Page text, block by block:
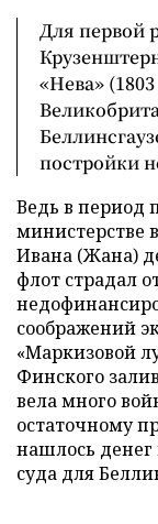
Для первой
«Нева»
постройки
Ведь в период
министерстве
Ивана (Жана)
флот страдал
соображений
«Маркизовой
Финского
вела много
остаточному
нашлось
суда для